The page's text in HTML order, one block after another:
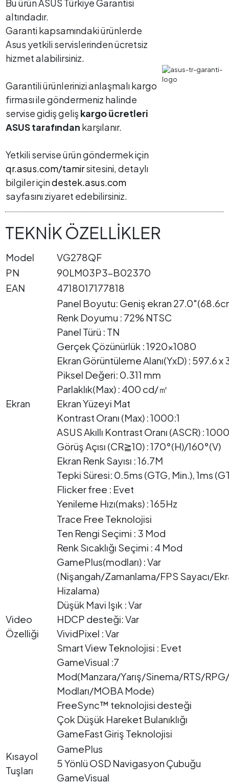
Bu ürün ASUS Türkiye Garantisi
altındadır.
Garanti kapsamındaki ürünlerde
Asus yetkili servislerinden ücretsiz
hizmet alabilirsiniz.
Garantili ürünlerinizi anlaşmalı kargo
firması ile göndermeniz halinde
servise gidiş gelişkargo ücretleri
ASUS tarafından karşılanır.
Yetkili servise ürün göndermek için
qr.asus.com/tamirsitesini, detaylı
bilgiler içindestek.asus.com
sayfasını ziyaret edebilirsiniz.
TEKNİK ÖZELLİKLER
Model
VG278QF
PN
90LM03P3-B02370
EAN
4718017177818
Ekran
Panel Boyutu: Geniş ekran
Renk Doyumu : 72% NTSC
Panel Türü : TN
Gerçek Çözünürlük : 1920x1080
Ekran Görüntüleme Alanı(YxD) : 597.6 x
Piksel Değeri: 0.311 mm
Parlaklık(Max) : 400 cd/㎡
Ekran Yüzeyi Mat
Kontrast Oranı (Max) : 1000:1
ASUS Akıllı Kontrast Oranı (ASCR) :
Görüş Açısı (CR≧10) : 170°(H)/160°(V)
Ekran Renk Sayısı : 16.7M
Tepki Süresi: 0.5ms (GTG, Min.), 1ms
Flicker free : Evet
Yenileme Hızı(maks) : 165Hz
Video
Özelliği
Trace Free Teknolojisi
Ten Rengi Seçimi : 3 Mod
Renk Sıcaklığı Seçimi : 4 Mod
GamePlus(modları) : Var
(Nişangah/Zamanlama/FPS Sayacı/
Hizalama)
Düşük Mavi Işık : Var
HDCP desteği: Var
VividPixel : Var
Smart View Teknolojisi : Evet
GameVisual :7
Mod(Manzara/Yarış/Sinema/RTS/
Modları/MOBA Mode)
FreeSync™ teknolojisi desteği
Çok Düşük Hareket Bulanıklığı
GameFast Giriş Teknolojisi
Kısayol
Tuşları
GamePlus
5 Yönlü OSD Navigasyon Çubuğu
GameVisual